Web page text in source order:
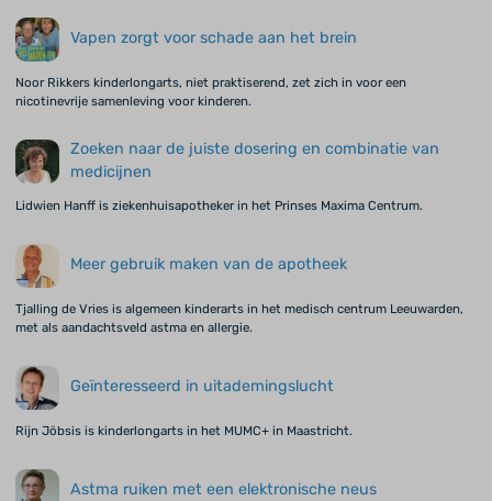
Vapen zorgt voor schade aan het brein
Noor Rikkers kinderlongarts, niet praktiserend, zet zich in voor een
nicotinevrije samenleving voor kinderen.
Zoeken naar de juiste dosering en combinatie van
medicijnen
Lidwien Hanff is ziekenhuisapotheker in het Prinses Maxima Centrum.
Meer gebruik maken van de apotheek
Tjalling de Vries is algemeen kinderarts in het medisch centrum Leeuwarden,
met als aandachtsveld astma en allergie.
Geïnteresseerd in uitademingslucht
Rijn Jöbsis is kinderlongarts in het MUMC+ in Maastricht.
Astma ruiken met een elektronische neus